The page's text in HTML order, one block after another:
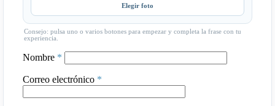
Elegir foto
Consejo: pulsa uno o varios botones para empezar y completa la frase con tu
experiencia.
Nombre *
Correo electrónico *